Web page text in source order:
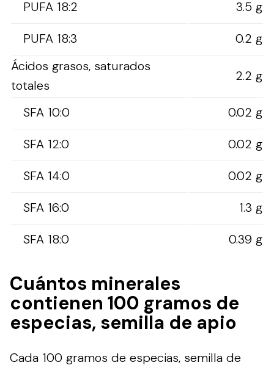
PUFA 18:2
3.5 g
PUFA 18:3
0.2 g
Ácidos grasos, saturados
totales
2.2 g
SFA 10:0
0.02 g
SFA 12:0
0.02 g
SFA 14:0
0.02 g
SFA 16:0
1.3 g
SFA 18:0
0.39 g
Cuántos minerales
contienen 100 gramos de
especias, semilla de apio
Cada 100 gramos de especias, semilla de